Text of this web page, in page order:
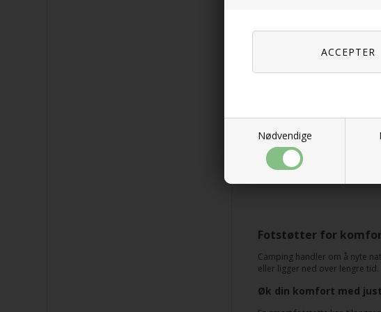
Nødvendige
2
615,00
Fotstøtter for
Camping handler om å nyte
eller ligger ned over lengre
Øk din komfort med